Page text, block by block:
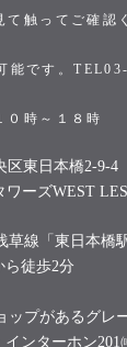
触ってご確認
能です。
０時～１８時
区東日本橋2-9-4
ワーズWEST
草線「東日本橋駅
ら徒歩2分
プがあるグレ
インターホン201